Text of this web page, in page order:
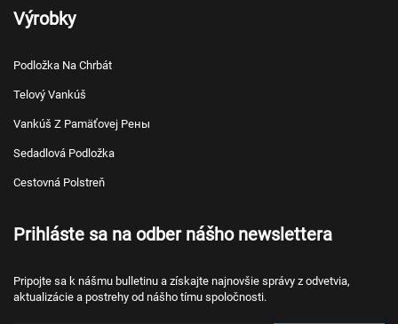
Výrobky
Podložka Na Chrbát
Telový Vankúš
Vankúš Z Pamäťovej Pены
Sedadlová Podložka
Cestovná Polstreň
Prihláste sa na odber nášho newslettera
Pripojte sa k nášmu bulletinu a získajte najnovšie správy z odvetvia,
aktualizácie a postrehy od nášho tímu spoločnosti.